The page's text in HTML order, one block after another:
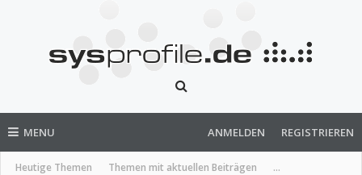
MENU
Heutige Themen Themen mit aktuellen Beiträgen ...
ANMELDEN REGISTRIEREN